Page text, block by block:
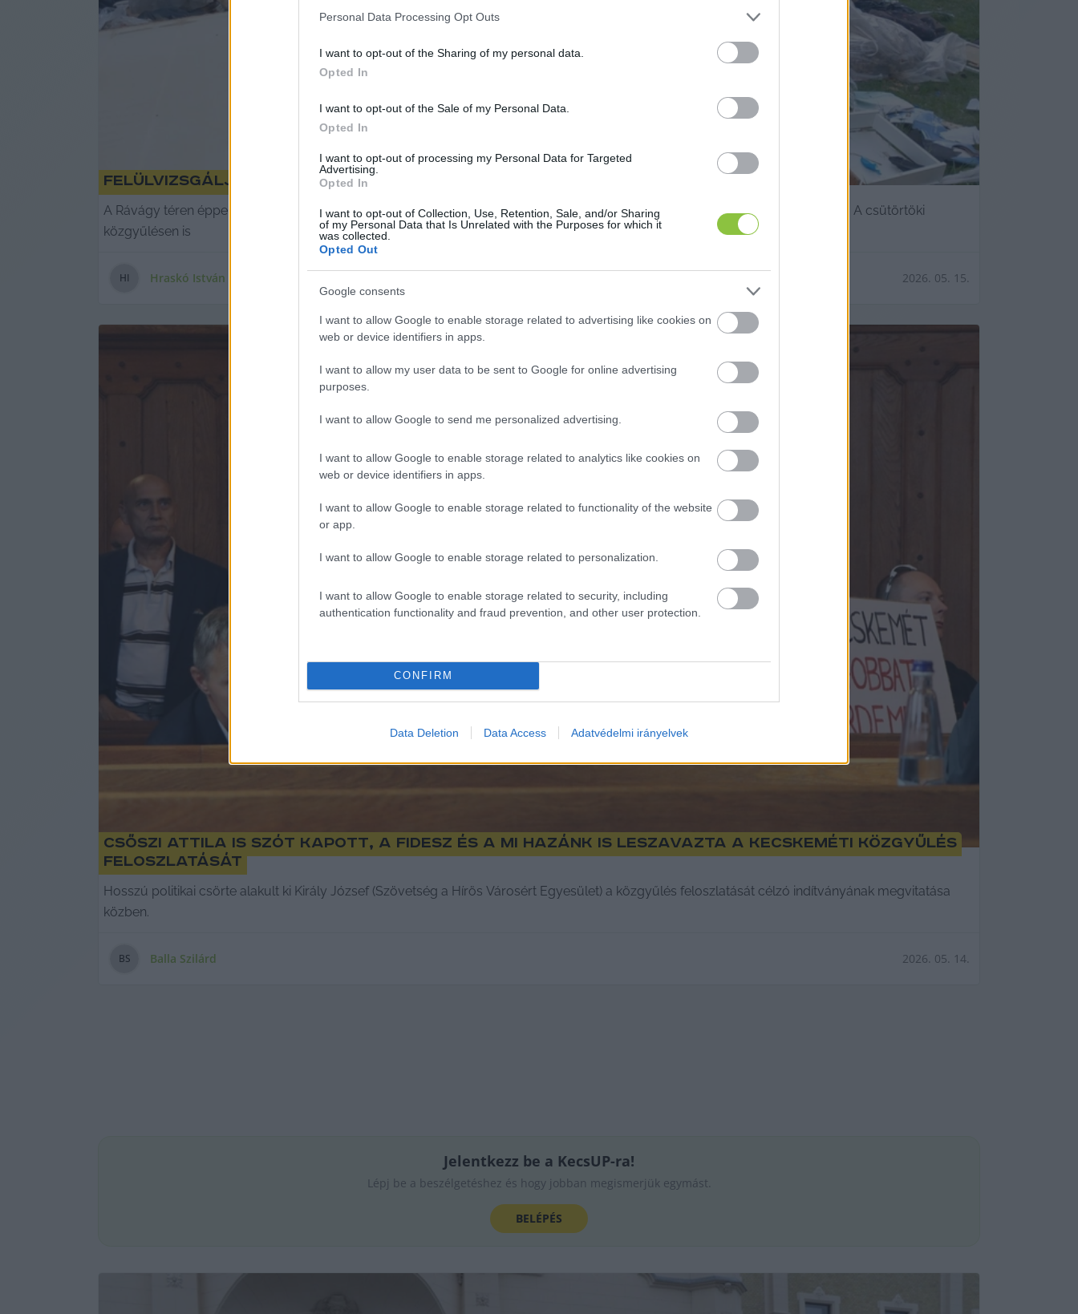
Personal Data Processing Opt Outs
I want to opt-out of the Sharing of my personal data.
Opted In
I want to opt-out of the Sale of my Personal Data.
Opted In
I want to opt-out of processing my Personal Data for Targeted
Advertising.
Opted In
I want to opt-out of Collection, Use, Retention, Sale, and/or Sharing
of my Personal Data that Is Unrelated with the Purposes for which it
was collected.
Opted Out
Google consents
I want to allow Google to enable storage related to advertising like cookies on
web or device identifiers in apps.
I want to allow my user data to be sent to Google for online advertising
purposes.
I want to allow Google to send me personalized advertising.
I want to allow Google to enable storage related to analytics like cookies on
web or device identifiers in apps.
I want to allow Google to enable storage related to functionality of the website
or app.
I want to allow Google to enable storage related to personalization.
I want to allow Google to enable storage related to security, including
authentication functionality and fraud prevention, and other user protection.
CONFIRM
Data Deletion Data Access Adatvédelmi irányelvek
Felülvizsgálják a jelenlegi lomtalanítási rendszert a problémák miatt
A Rávágy téren éppen a napokban történt eset rávilágított arra, hogy rendesen vannak gondok a lomtalanítással Kecskeméten. A csütörtöki
közgyűlésen is
HI Hraskó István 2026. 05. 15.
Csőszi Attila is szót kapott, a Fidesz és a Mi Hazánk is leszavazta a kecskeméti közgyűlés
feloszlatását
Hosszú politikai csörte alakult ki Király József (Szövetség a Hírös Városért Egyesület) a közgyűlés feloszlatását célzó indítványának megvitatása
közben.
BS Balla Szilárd 2026. 05. 14.
Jelentkezz be a KecsUP-ra!
Lépj be a beszélgetéshez és hogy jobban megismerjük egymást.
BELÉPÉS